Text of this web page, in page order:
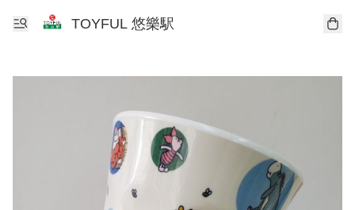
TOYFUL 悠樂駅